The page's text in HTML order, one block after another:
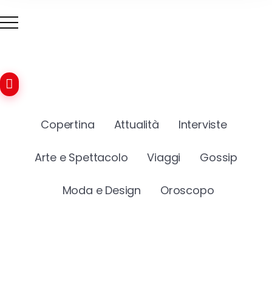
Copertina Attualità Interviste
Arte e Spettacolo Viaggi Gossip
Moda e Design Oroscopo